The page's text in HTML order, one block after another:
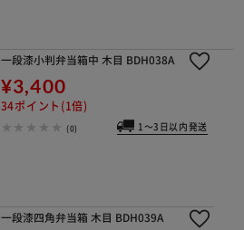
一段漆小判弁当箱中 木目 BDH038A
¥3,400
34ポイント(1倍)
(0) 1～3日以内発送
一段漆四角弁当箱 木目 BDH039A